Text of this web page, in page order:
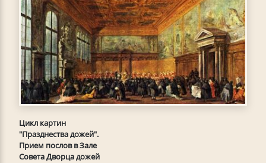
Цикл картин
"Празднества дожей".
Прием послов в Зале
Совета Дворца дожей